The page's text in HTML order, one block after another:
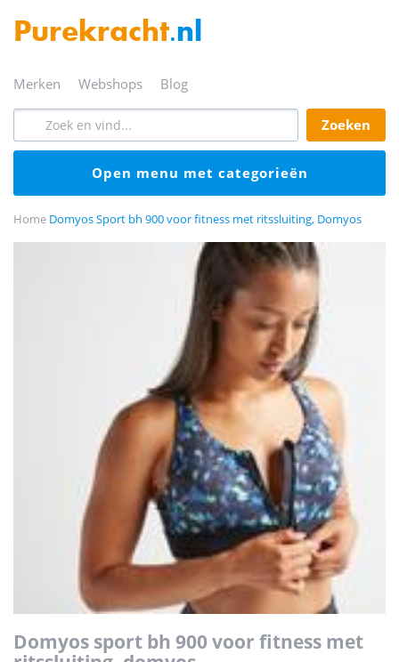
Purekracht.nl
merken webshops blog
zoeken
open menu met categorieën
Home Domyos Sport bh 900 voor fitness met ritssluiting, Domyos
domyos sport bh 900 voor fitness met